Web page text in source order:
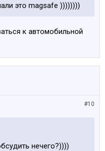
это magsafe ))))))))
к автомобильной
#10
нечего?))))